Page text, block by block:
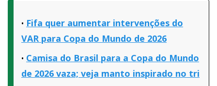
Fifa quer aumentar intervenções do
VAR para Copa do Mundo de 2026
Camisa do Brasil para a Copa do Mundo
de 2026 vaza; veja manto inspirado no tri